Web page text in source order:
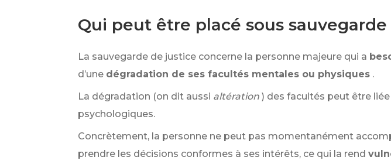
Qui peut être placé sous
La sauvegarde de justice concerne la personne majeure qui a
d’une dégradation de ses facultés mentales ou physiques .
La dégradation (on dit aussi altération ) des facultés peut être
psychologiques.
Concrètement, la personne ne peut pas momentanément
prendre les décisions conformes à ses intérêts, ce qui la rend